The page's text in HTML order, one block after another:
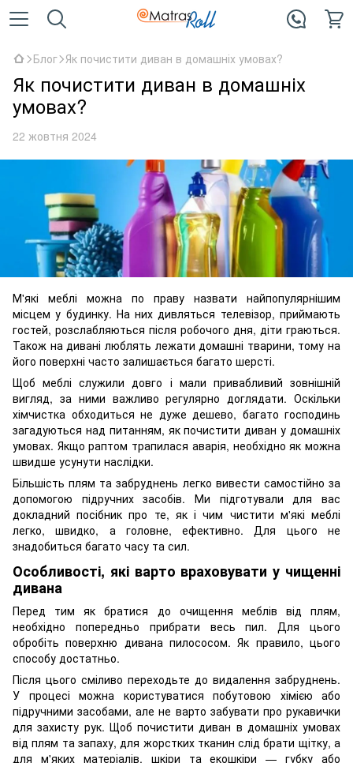
Блог Як почистити диван в домашніх умовах?
Як почистити диван в домашніх
умовах?
22 жовтня 2024
М'які меблі можна по праву назвати найпопулярнішим
місцем у будинку. На них дивляться телевізор, приймають
гостей, розслабляються після робочого дня, діти граються.
Також на дивані люблять лежати домашні тварини, тому на
його поверхні часто залишається багато шерсті.
Щоб меблі служили довго і мали привабливий зовнішній
вигляд, за ними важливо регулярно доглядати. Оскільки
хімчистка обходиться не дуже дешево, багато господинь
загадуються над питанням, як почистити диван у домашніх
умовах. Якщо раптом трапилася аварія, необхідно як можна
швидше усунути наслідки.
Більшість плям та забруднень легко вивести самостійно за
допомогою підручних засобів. Ми підготували для вас
докладний посібник про те, як і чим чистити м'які меблі
легко, швидко, а головне, ефективно. Для цього не
знадобиться багато часу та сил.
Особливості, які варто враховувати у чищенні
дивана
Перед тим як братися до очищення меблів від плям,
необхідно попередньо прибрати весь пил. Для цього
обробіть поверхню дивана пилососом. Як правило, цього
способу достатньо.
Після цього сміливо переходьте до видалення забруднень.
У процесі можна користуватися побутовою хімією або
підручними засобами, але не варто забувати про рукавички
для захисту рук. Щоб почистити диван в домашніх умовах
від плям та запаху, для жорстких тканин слід брати щітку, а
для м'яких матеріалів, шкіри та екошкіри — губку або